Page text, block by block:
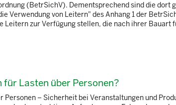
(BetrSichV). Dementsprechend sind die dort
Verwendung von Leitern" des Anhang 1 der
zur Verfügung stellen, die nach ihrer Bauart
Lasten über Personen?
Personen – Sicherheit bei Veranstaltungen und